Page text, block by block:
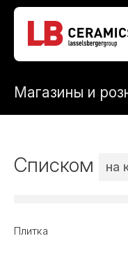
Магазины и
Списком на
Плитка